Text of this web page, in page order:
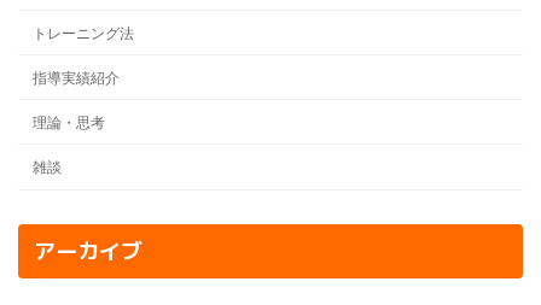
トレーニング法
指導実績紹介
理論・思考
雑談
アーカイブ